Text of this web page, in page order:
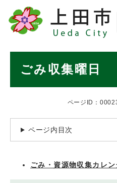
メニューを飛
ごみ収集曜日
ページID：
ページ内目次
ごみ・資源物収集カレ